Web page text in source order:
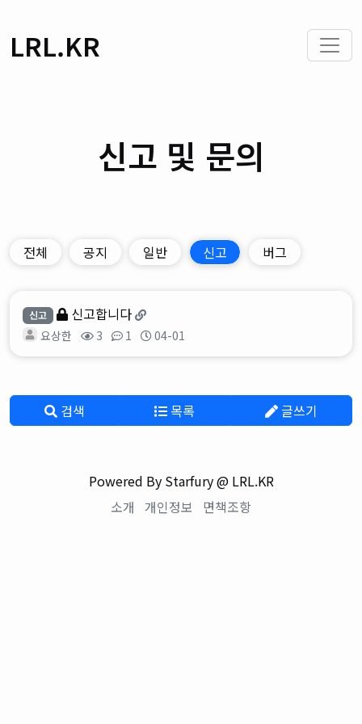
LRL.KR
신고 및 문의
전체 공지 일반 신고 버그
신고 신고합니다
요상한 3 1 04-01
검색 목록 글쓰기
Powered By Starfury @ LRL.KR
소개 개인정보 면책조항